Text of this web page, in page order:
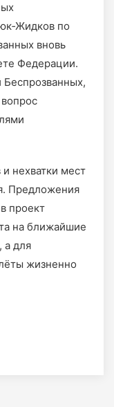
по
вновь
Федерации.
нехватки мест
Предложения
проект
на ближайшие
а для
жизненно